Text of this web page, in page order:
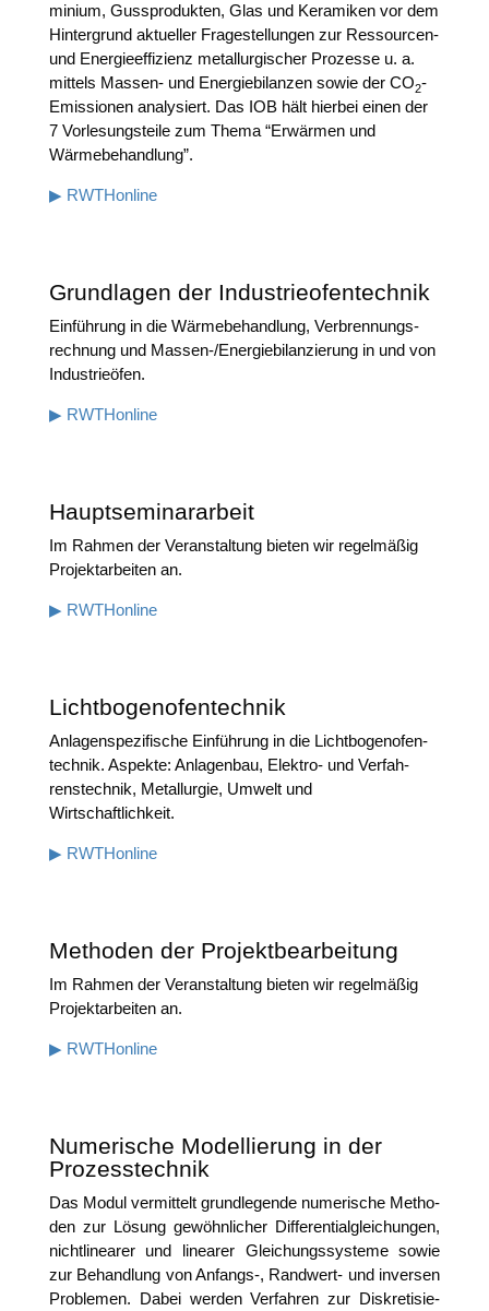
mi­ni­um, Guss­pro­duk­ten, Glas und Kera­mi­ken vor dem
Hin­ter­grund aktu­el­ler Fra­ge­stel­lun­gen zur Res­sour­cen-
und Ener­gie­ef­fi­zi­enz metall­ur­gi­scher Pro­zes­se u. a.
mit­tels Mas­sen- und Ener­gie­bi­lan­zen sowie der CO2-
Emis­sio­nen ana­ly­siert. Das IOB hält hier­bei einen der
7 Vor­le­sungs­tei­le zum The­ma “Erwär­men und
Wärmebehandlung”.
▶ RWTHon­line
Grundlagen der Industrieofentechnik
Ein­füh­rung in die Wär­me­be­hand­lung, Ver­bren­nungs­
rech­nung und Mas­sen-/Ener­gie­bi­lan­zie­rung in und von
Industrieöfen.
▶ RWTHon­line
Hauptseminararbeit
Im Rah­men der Ver­an­stal­tung bie­ten wir regel­mä­ßig
Pro­jekt­ar­bei­ten an.
▶ RWTHon­line
Lichtbogenofentechnik
Anla­gen­spe­zi­fi­sche Ein­füh­rung in die Licht­bo­gen­ofen­
tech­nik. Aspek­te: Anla­gen­bau, Elek­tro- und Ver­fah­
rens­tech­nik, Metall­ur­gie, Umwelt und
Wirtschaftlichkeit.
▶ RWTHon­line
Methoden der Projektbearbeitung
Im Rah­men der Ver­an­stal­tung bie­ten wir regel­mä­ßig
Pro­jekt­ar­bei­ten an.
▶ RWTHon­line
Numerische Modellierung in der
Prozesstechnik
Das Modul ver­mit­telt grund­le­gen­de nume­ri­sche Metho­
den zur Lösung gewöhn­li­cher Dif­fe­ren­ti­al­glei­chun­gen,
nicht­li­nea­rer und linea­rer Glei­chungs­sys­te­me sowie
zur Behand­lung von Anfangs‑, Rand­wert- und inver­sen
Pro­ble­men. Dabei wer­den Ver­fah­ren zur Dis­kre­ti­sie­